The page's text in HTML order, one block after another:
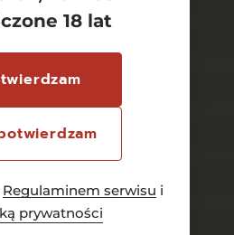
18 lat
Regulaminem serwisu i
prywatności
transport
szeroki wybór
asortymentu